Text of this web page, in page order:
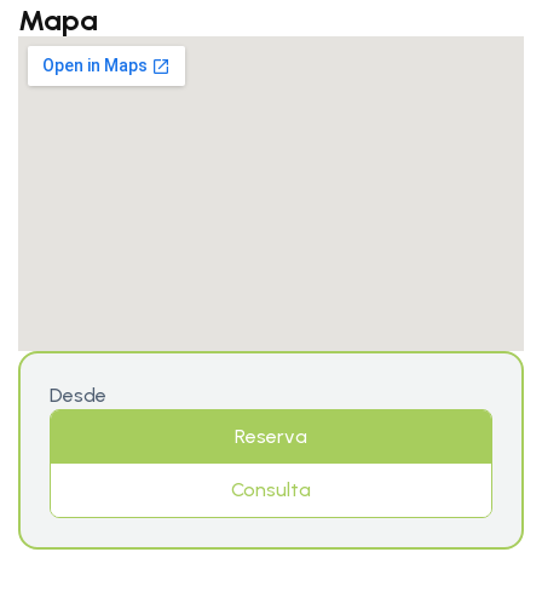
Mapa
Desde
Reserva
Consulta